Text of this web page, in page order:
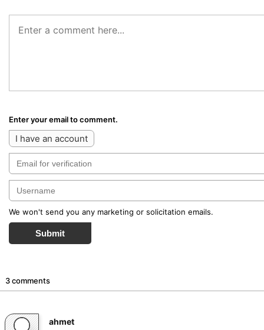
Enter your email to comment.
I have an account
We won't send you any marketing or solicitation emails.
Submit
3 comments
ahmet